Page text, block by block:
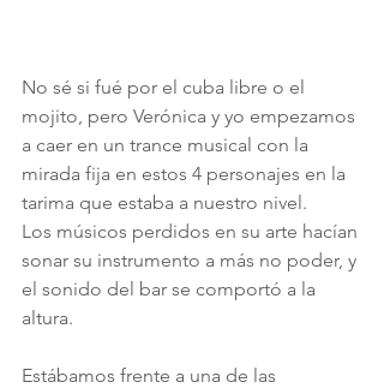
No sé si fué por el cuba libre o el
mojito, pero Verónica y yo empezamos
a caer en un trance musical con la
mirada fija en estos 4 personajes en la
tarima que estaba a nuestro nivel.
Los músicos perdidos en su arte hacían
sonar su instrumento a más no poder, y
el sonido del bar se comportó a la
altura.
Estábamos frente a una de las